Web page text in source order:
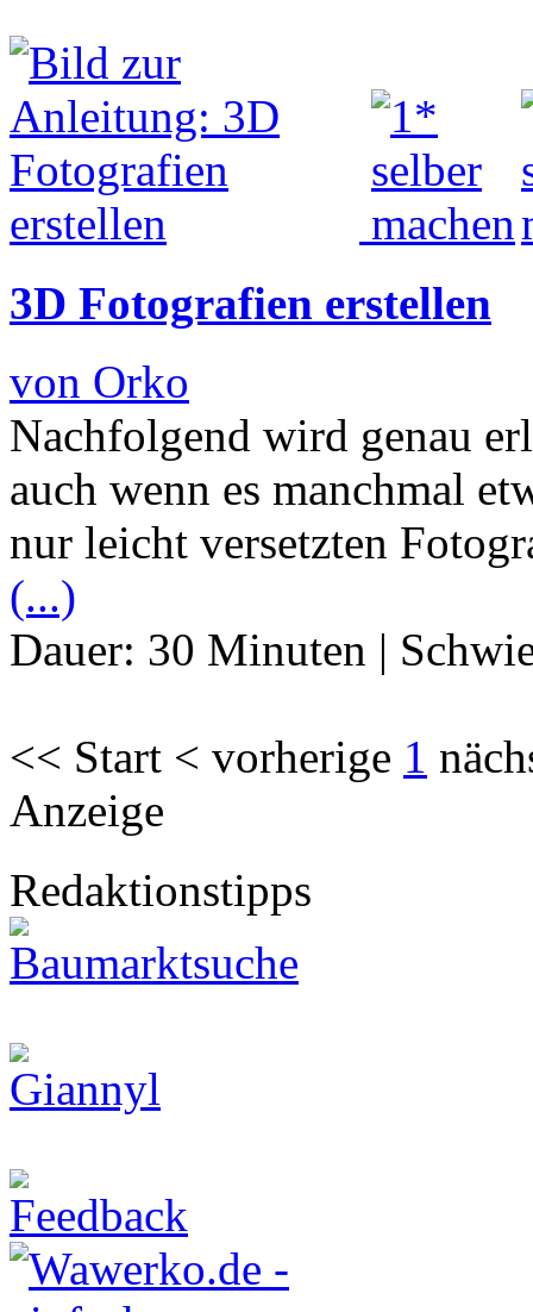
3D Fotografien erstellen
von Orko
Nachfolgend wird genau
auch wenn es manchmal
nur leicht versetzten
(...)
Dauer: 30 Minuten |
<< Start < vorherige 1
Anzeige
Redaktionstipps